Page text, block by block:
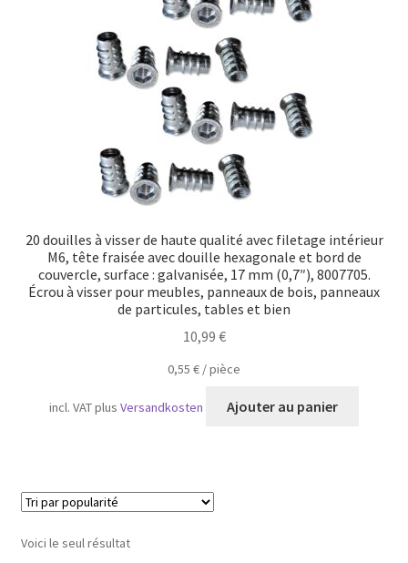
20 douilles à visser de haute qualité avec filetage intérieur
M6, tête fraisée avec douille hexagonale et bord de
couvercle, surface : galvanisée, 17 mm (0,7″), 8007705.
Écrou à visser pour meubles, panneaux de bois, panneaux
de particules, tables et bien
10,99 €
0,55 € /pièce
incl. VATplusVersandkosten Ajouter au panier
Voici le seul résultat